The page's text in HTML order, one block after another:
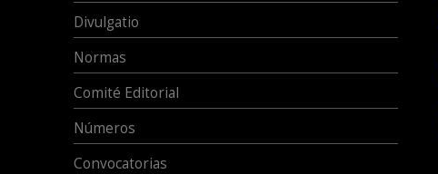
Divulgatio
Normas
Comité Editorial
Números
Convocatorias